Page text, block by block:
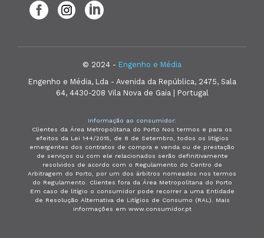
© 2024 - Engenho e Média
Engenho e Média, Lda - Avenida da República, 2475, Sala
64, 4430-208 Vila Nova de Gaia | Portugal
Informação ao consumidor:
Clientes da Área Metropolitana do Porto Nos termos e para os
efeitos da Lei 144/2015, de 8 de Setembro, todos os litígios
emergentes dos contratos de compra e venda ou de prestação
de serviços ou com ele relacionados serão definitivamente
resolvidos de acordo com o Regulamento do Centro de
Arbitragem do Porto, por um dos árbitros nomeados nos termos
do Regulamento. Clientes fora da Área Metropolitana do Porto
Em caso de litígio o consumidor pode recorrer a uma Entidade
de Resolução Alternativa de Litígios de Consumo (RAL). Mais
informações em www.consumidor.pt